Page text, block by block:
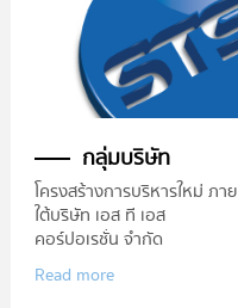
กลุ่มบริษัท
โครงสร้างการบริหารใหม่ ภาย
ใต้บริษัท เอส ที เอส
คอร์ปอเรชั่น จำกัด
Read more